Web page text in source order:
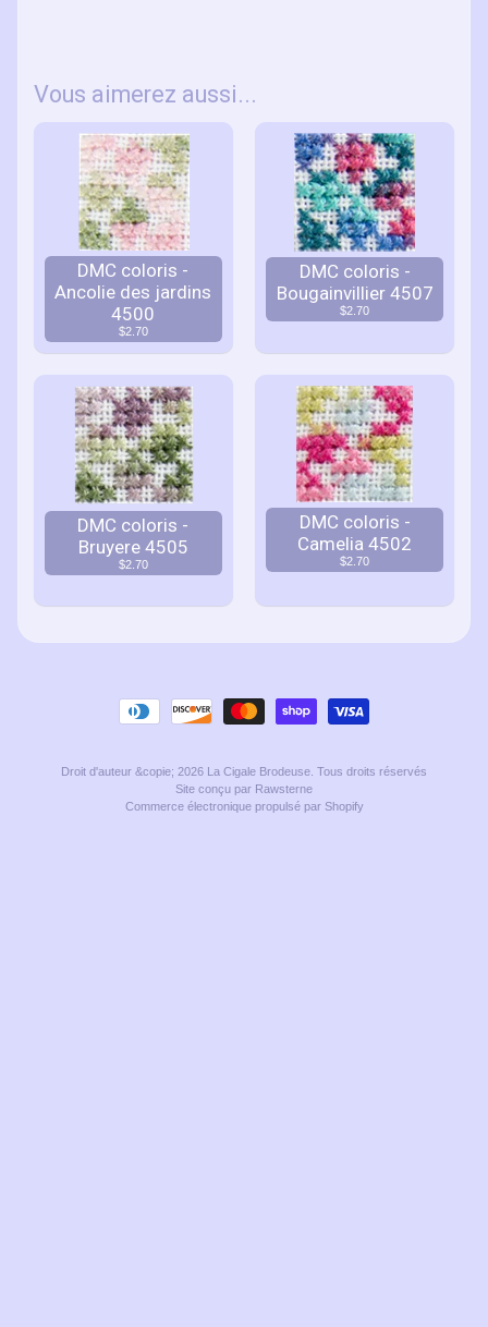
Vous aimerez aussi...
DMC coloris -
Ancolie des jardins
4500
$2.70
DMC coloris -
Bougainvillier 4507
$2.70
DMC coloris -
Bruyere 4505
$2.70
DMC coloris -
Camelia 4502
$2.70
Droit d'auteur &copie; 2026 La Cigale Brodeuse . Tous droits réservés
Site conçu par Rawsterne
Commerce électronique propulsé par Shopify